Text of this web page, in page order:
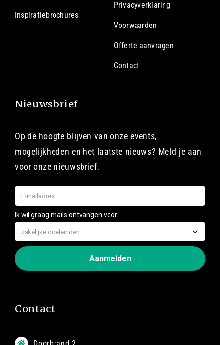
Inspiratiebrochures
Privacyverklaring
Voorwaarden
Offerte aanvragen
Contact
Nieuwsbrief
Op de hoogte blijven van onze events,
mogelijkheden en het laatste nieuws? Meld je aan
voor onze nieuwsbrief.
Contact